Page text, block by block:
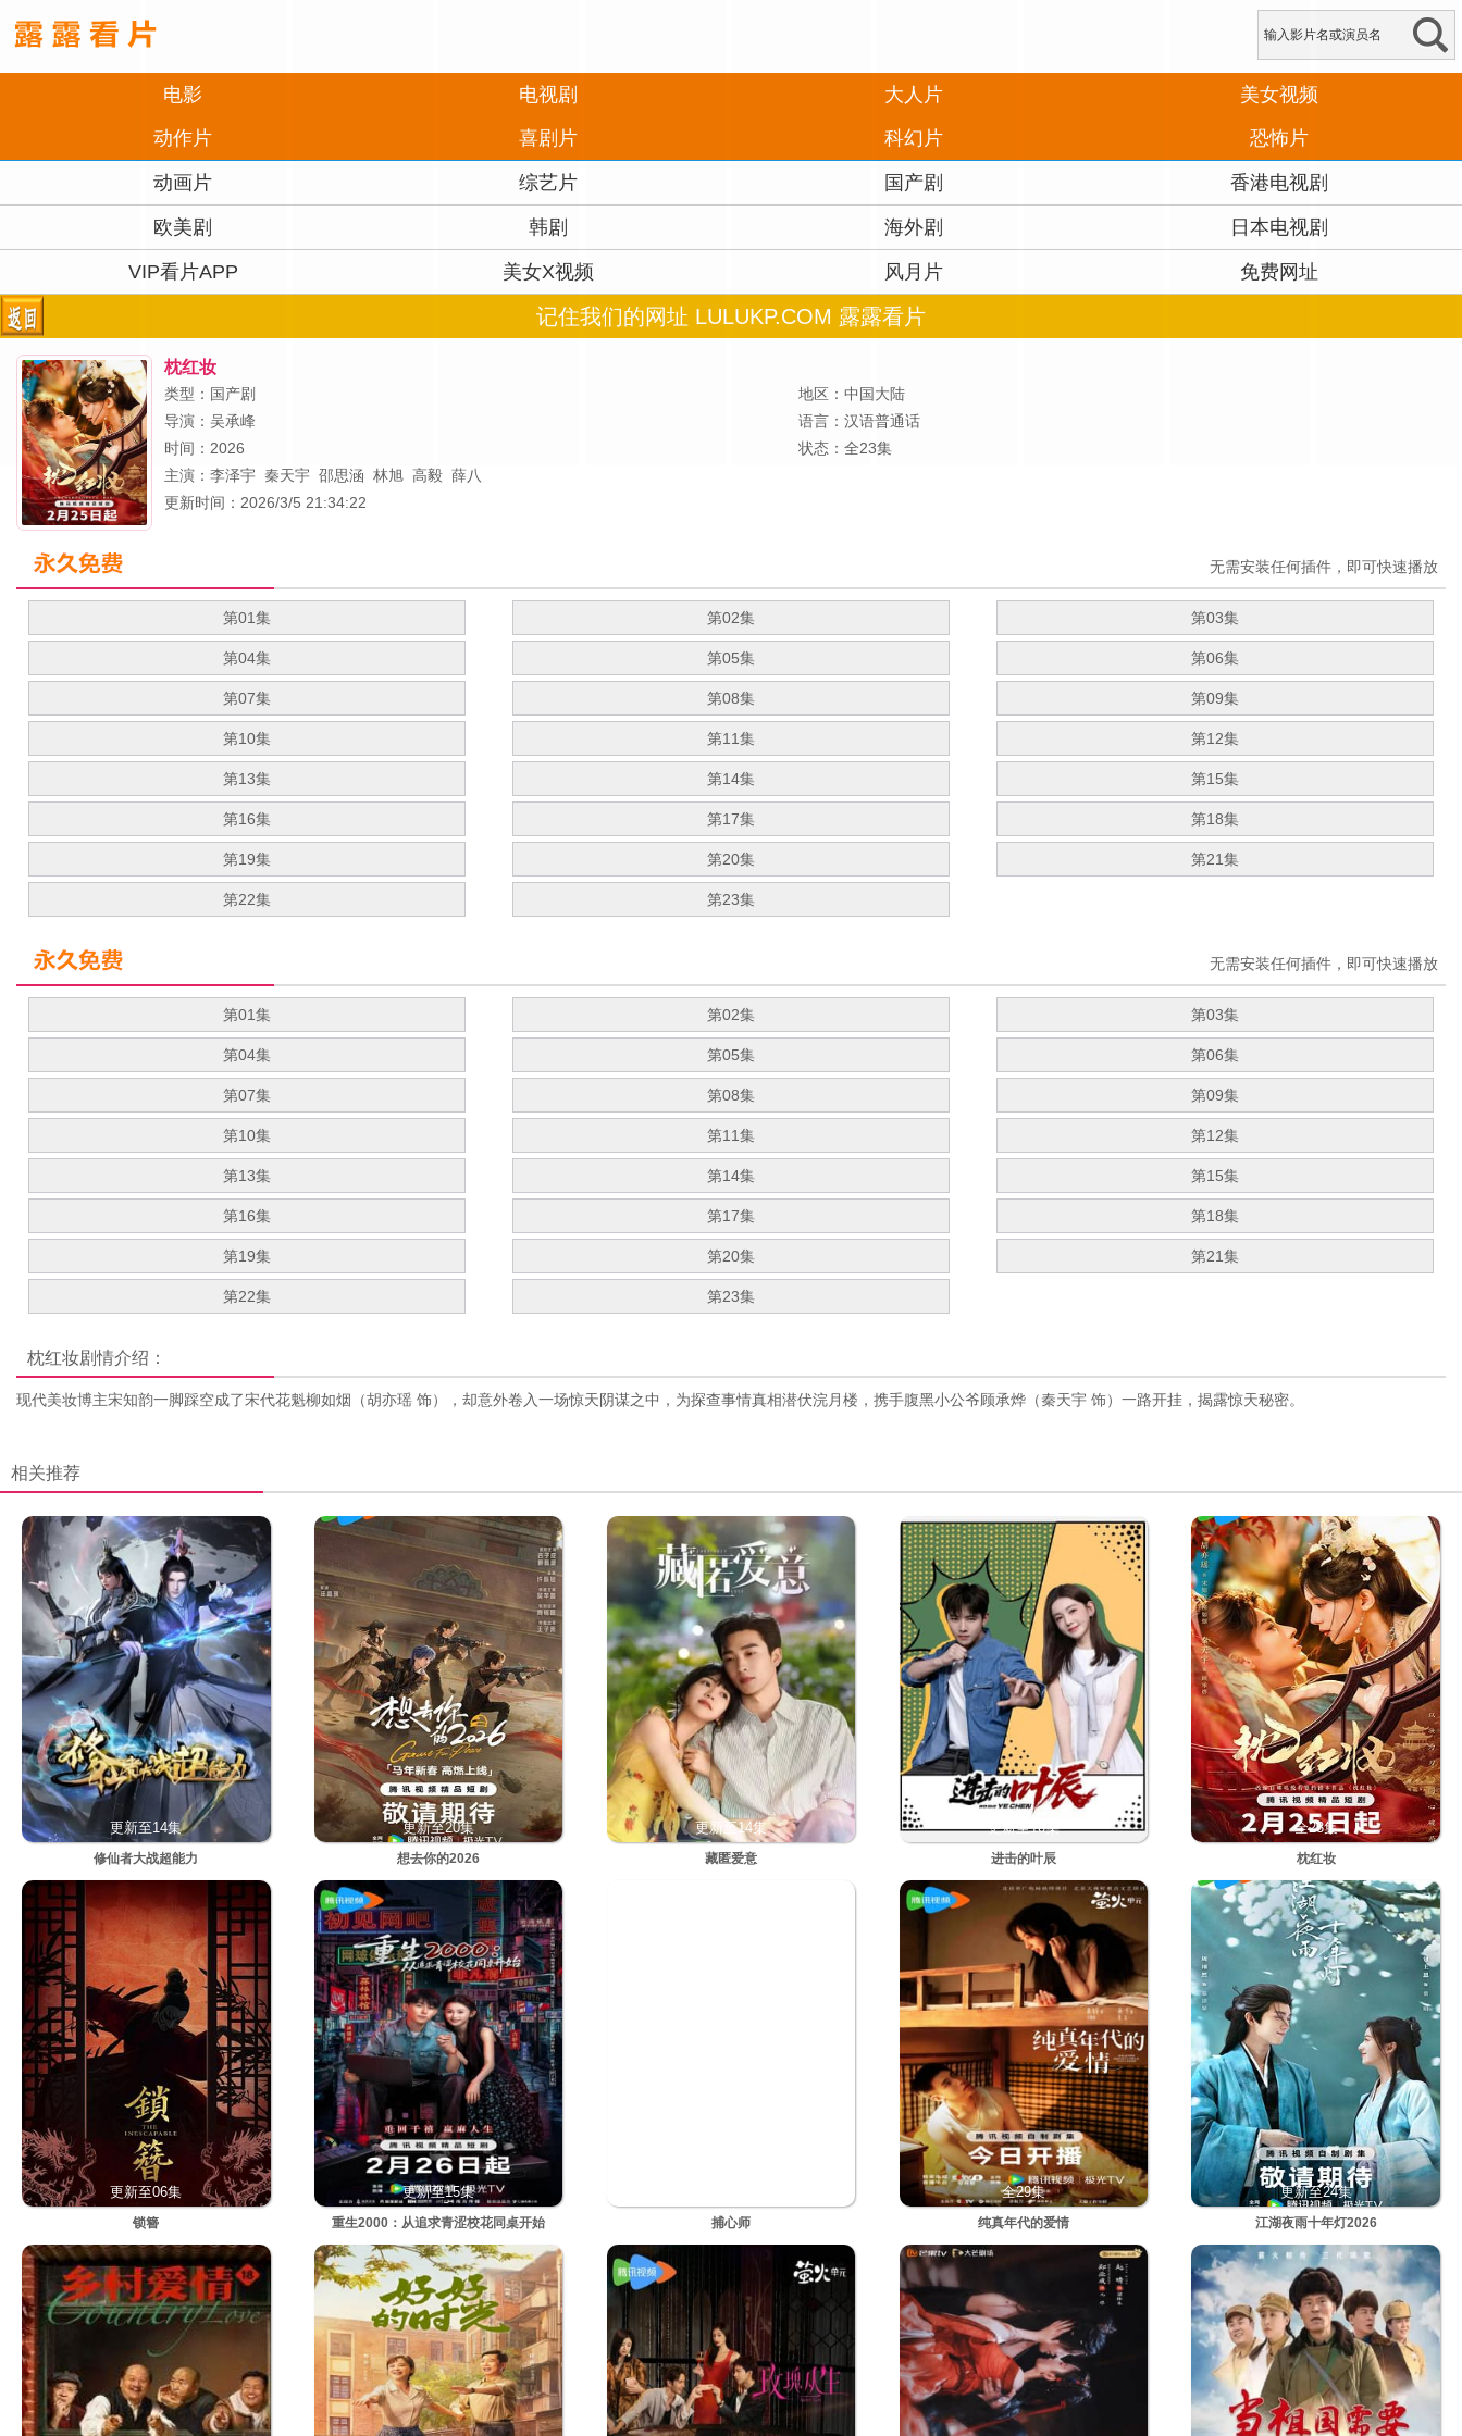
电影 电视剧 大人片
美女视频
动作片
喜剧片 科幻片 恐怖片
动画片 综艺片 国产剧 香港电视剧
欧美剧 韩剧 海外剧 日本电视剧
VIP看片APP 美女X视频 风月片 免费网址
记住我们的网址 LULUKP.COM 露露看片
枕红妆
类型：国产剧
地区：中国大陆
导演： 吴承峰
语言：汉语普通话
时间：2026
状态：全23集
主演： 李泽宇 秦天宇 邵思涵 林旭 高毅 薛八
更新时间：2026/3/5 21:34:22
无需安装任何插件，即可快速播放
第01集 第02集 第03集
第04集 第05集 第06集
第07集 第08集 第09集
第10集 第11集 第12集
第13集 第14集 第15集
第16集 第17集 第18集
第19集 第20集 第21集
第22集 第23集
无需安装任何插件，即可快速播放
第01集 第02集 第03集
第04集 第05集 第06集
第07集 第08集 第09集
第10集 第11集 第12集
第13集 第14集 第15集
第16集 第17集 第18集
第19集 第20集 第21集
第22集 第23集
枕红妆剧情介绍：
现代美妆博主宋知韵一脚踩空成了宋代花魁柳如烟（胡亦瑶 饰），却意外卷入一场惊天阴谋之中，为探查事情真相潜伏浣月楼，携手腹黑小公爷顾承烨（秦天宇 饰）一路开挂，揭露惊天秘密。
相关推荐
更新至14集
修仙者大战超能力
更新至20集
想去你的2026
更新至14集
藏匿爱意
更新至10集
进击的叶辰
全23集
枕红妆
更新至06集
锁簪
更新至15集
重生2000：从追求青涩校花同桌开始 捕心师
全29集
纯真年代的爱情
更新至24集
江湖夜雨十年灯2026